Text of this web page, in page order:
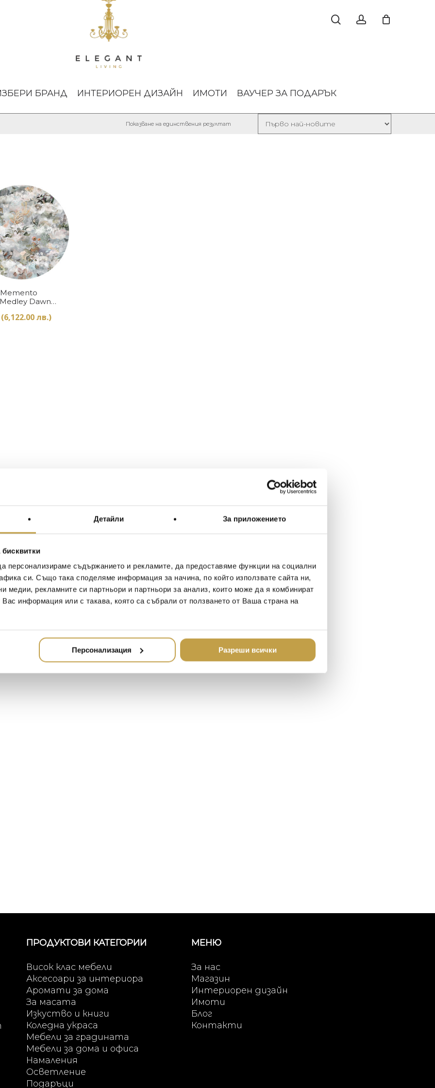
Детайли За приложението
персонализираме съдържанието и рекламите, да предоставяме функции на социални
си. Също така споделяме информация за начина, по който използвате сайта ни,
медии, рекламните си партньори и партньори за анализ, които може да я комбинират
Вас информация или с такава, която са събрали от ползването от Ваша страна на
Персонализация Разреши всички
БРАНД ИНТЕРИОРЕН ДИЗАЙН ИМОТИ ВАУЧЕР ЗА ПОДАРЪК
Показване на единствения резултат
Купи
Dawn
Moooi
(6,122.00 лв.)
ПРОДУКТОВИ КАТЕГОРИИ
Висок клас мебели
Аксесоари за интериора
Аромати за дома
За масата
Изкуство и книги
Коледна украса
Мебели за градината
Мебели за дома и офиса
Намаления
Осветление
Подаръци
МЕНЮ
За нас
Магазин
Интериорен дизайн
Имоти
Блог
Контакти